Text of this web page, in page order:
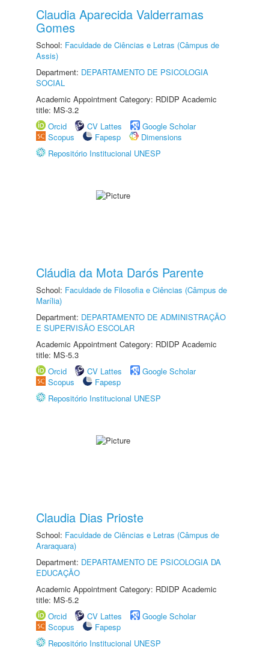
Claudia Aparecida Valderramas
Gomes
School: Faculdade de Ciências e Letras (Câmpus de
Assis)
Department: DEPARTAMENTO DE PSICOLOGIA
SOCIAL
Academic Appointment Category: RDIDP Academic
title: MS-3.2
Orcid
CV Lattes
Google Scholar
Scopus
Fapesp
Dimensions
Repositório Institucional UNESP
Cláudia da Mota Darós Parente
School: Faculdade de Filosofia e Ciências (Câmpus de
Marília)
Department: DEPARTAMENTO DE ADMINISTRAÇÃO
E SUPERVISÃO ESCOLAR
Academic Appointment Category: RDIDP Academic
title: MS-5.3
Orcid
CV Lattes
Google Scholar
Scopus
Fapesp
Repositório Institucional UNESP
Claudia Dias Prioste
School: Faculdade de Ciências e Letras (Câmpus de
Araraquara)
Department: DEPARTAMENTO DE PSICOLOGIA DA
EDUCAÇÃO
Academic Appointment Category: RDIDP Academic
title: MS-5.2
Orcid
CV Lattes
Google Scholar
Scopus
Fapesp
Repositório Institucional UNESP